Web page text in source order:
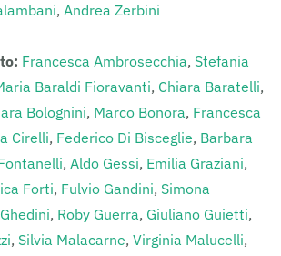
, Andrea Zerbini
Francesca Ambrosecchia, Stefania
Baraldi Fioravanti, Chiara Baratelli,
Bolognini, Marco Bonora, Francesca
Cirelli, Federico Di Bisceglie, Barbara
, Aldo Gessi, Emilia Graziani,
Forti, Fulvio Gandini, Simona
, Roby Guerra, Giuliano Guietti,
, Silvia Malacarne, Virginia Malucelli,